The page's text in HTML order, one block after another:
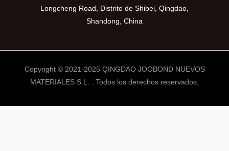
Longcheng Road, Distrito de Shibei, Qingdao,
Shandong, China
Copyright © 2021-2025 QINGDAO JOOBOND NUEVOS
MATERIALES S.L. . Todos los derechos reservados.